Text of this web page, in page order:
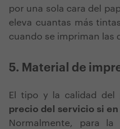
por una sola cara del
eleva cuantas más
cuando se impriman las
5. Material de
El tipo y la calidad del
precio del servicio si
Normalmente, para